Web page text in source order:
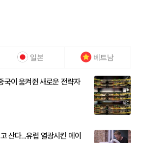
일본 베트남
이 움켜쥔 새로운 전략자
산다...유럽 열광시킨 메이